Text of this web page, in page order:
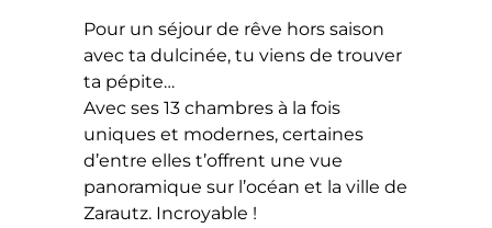
Pour un séjour de rêve hors saison
avec ta dulcinée, tu viens de trouver
ta pépite…
Avec ses 13 chambres à la fois
uniques et modernes, certaines
d’entre elles t’offrent une vue
panoramique sur l’océan et la ville de
Zarautz. Incroyable !